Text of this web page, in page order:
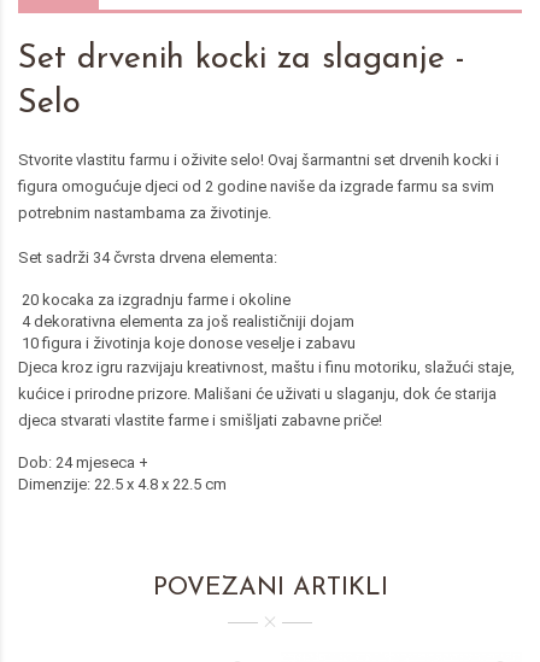
Set drvenih kocki za slaganje -
Selo
Stvorite vlastitu farmu i oživite selo! Ovaj šarmantni set drvenih kocki i
figura omogućuje djeci od 2 godine naviše da izgrade farmu sa svim
potrebnim nastambama za životinje.
Set sadrži 34 čvrsta drvena elementa:
20 kocaka za izgradnju farme i okoline
4 dekorativna elementa za još realističniji dojam
10 figura i životinja koje donose veselje i zabavu
Djeca kroz igru razvijaju kreativnost, maštu i finu motoriku, slažući staje,
kućice i prirodne prizore. Mališani će uživati u slaganju, dok će starija
djeca stvarati vlastite farme i smišljati zabavne priče!
Dob: 24 mjeseca +
Dimenzije: 22.5 x 4.8 x 22.5 cm
POVEZANI ARTIKLI